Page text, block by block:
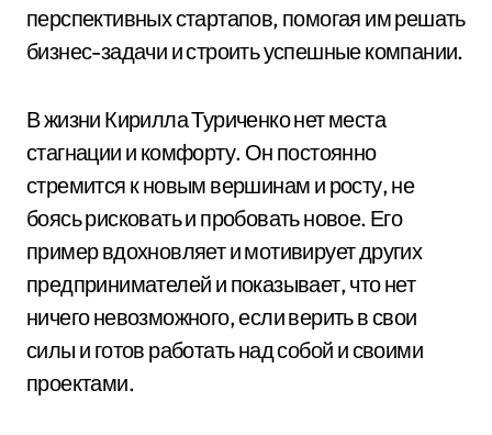
перспективных стартапов, помогая им решать
бизнес-задачи и строить успешные компании.
В жизни Кирилла Туриченко нет места
стагнации и комфорту. Он постоянно
стремится к новым вершинам и росту, не
боясь рисковать и пробовать новое. Его
пример вдохновляет и мотивирует других
предпринимателей и показывает, что нет
ничего невозможного, если верить в свои
силы и готов работать над собой и своими
проектами.